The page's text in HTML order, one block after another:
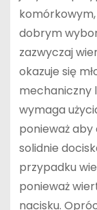
dobrym
zazwyczaj
okazuje się
mechaniczny
wymaga
ponieważ
solidnie
przypadku
ponieważ
nacisku.